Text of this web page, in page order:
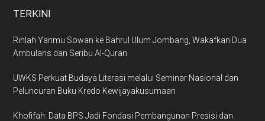
TERKINI
Rihlah Yanmu Sowan ke Bahrul Ulum Jombang, Wakafkan Dua
Ambulans dan Seribu Al-Quran
UWKS Perkuat Budaya Literasi melalui Seminar Nasional dan
Peluncuran Buku Kredo Kewijayakusumaan
Khofifah: Data BPS Jadi Fondasi Pembangunan Presisi dan